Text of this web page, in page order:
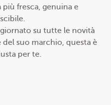
fresca, genuina e
su tutte le novità
suo marchio, questa è
per te.